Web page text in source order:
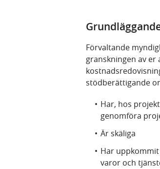
Förvaltande
granskningen av er
stödberättigande
Har, hos
genomföra
Är skäliga
Har
varor och